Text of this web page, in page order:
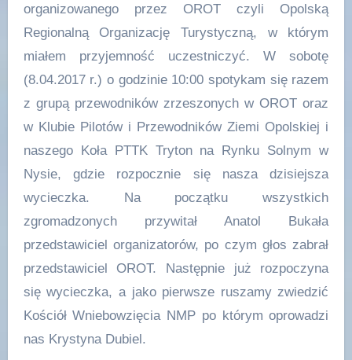
organizowanego przez OROT czyli Opolską
Regionalną Organizację Turystyczną, w którym
miałem przyjemność uczestniczyć. W sobotę
(8.04.2017 r.) o godzinie 10:00 spotykam się razem
z grupą przewodników zrzeszonych w OROT oraz
w Klubie Pilotów i Przewodników Ziemi Opolskiej i
naszego Koła PTTK Tryton na Rynku Solnym w
Nysie, gdzie rozpocznie się nasza dzisiejsza
wycieczka. Na początku wszystkich
zgromadzonych przywitał Anatol Bukała
przedstawiciel organizatorów, po czym głos zabrał
przedstawiciel OROT. Następnie już rozpoczyna
się wycieczka, a jako pierwsze ruszamy zwiedzić
Kościół Wniebowzięcia NMP po którym oprowadzi
nas Krystyna Dubiel.